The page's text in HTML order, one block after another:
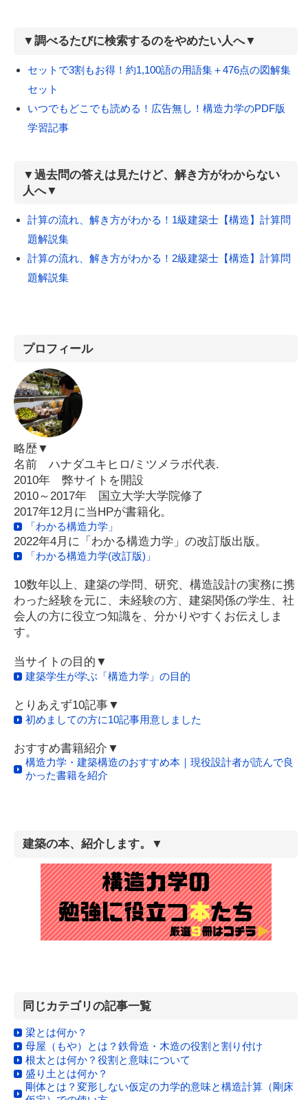
▼調べるたびに検索するのをやめたい人へ▼
セットで3割もお得！約1,100語の用語集＋476点の図解集
セット
いつでもどこでも読める！広告無し！構造力学のPDF版
学習記事
▼過去問の答えは見たけど、解き方がわからない
人へ▼
計算の流れ、解き方がわかる！1級建築士【構造】計算問
題解説集
計算の流れ、解き方がわかる！2級建築士【構造】計算問
題解説集
プロフィール
略歴▼
名前 ハナダユキヒロ/ミツメラボ代表.
2010年 弊サイトを開設
2010～2017年 国立大学大学院修了
2017年12月に当HPが書籍化。
「わかる構造力学」
2022年4月に「わかる構造力学」の改訂版出版。
「わかる構造力学(改訂版)」
10数年以上、建築の学問、研究、構造設計の実務に携
わった経験を元に、未経験の方、建築関係の学生、社
会人の方に役立つ知識を、分かりやすくお伝えしま
す。
当サイトの目的▼
建築学生が学ぶ「構造力学」の目的
とりあえず10記事▼
初めましての方に10記事用意しました
おすすめ書籍紹介▼
構造力学・建築構造のおすすめ本｜現役設計者が読んで良
かった書籍を紹介
建築の本、紹介します。▼
同じカテゴリの記事一覧
梁とは何か？
母屋（もや）とは？鉄骨造・木造の役割と割り付け
根太とは何か？役割と意味について
盛り土とは何か？
剛体とは？変形しない仮定の力学的意味と構造計算（剛床